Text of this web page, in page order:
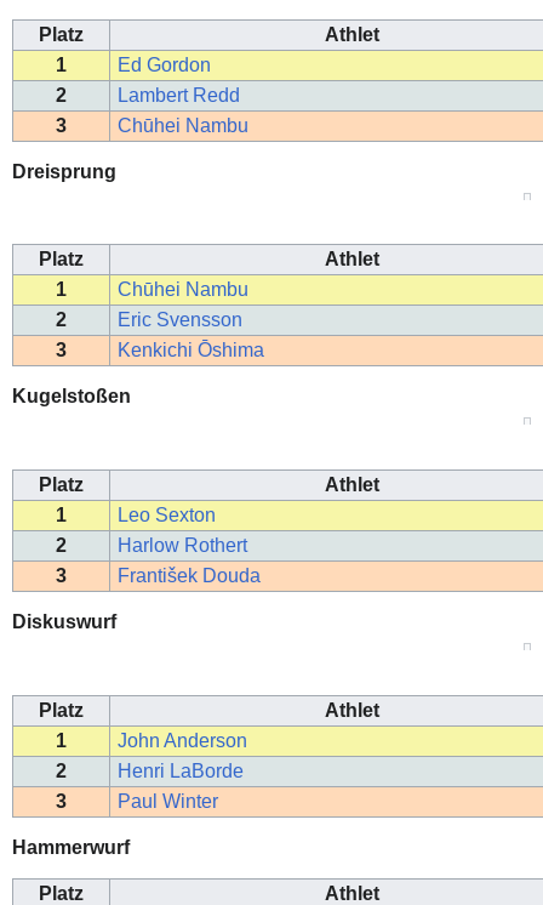
Platz
Athlet
1
Ed Gordon
2
Lambert Redd
3
Chūhei Nambu
Dreisprung
Platz
Athlet
1
Chūhei Nambu
2
Eric Svensson
3
Kenkichi Ōshima
Kugelstoßen
Platz
Athlet
1
Leo Sexton
2
Harlow Rothert
3
František Douda
Diskuswurf
Platz
Athlet
1
John Anderson
2
Henri LaBorde
3
Paul Winter
Hammerwurf
Platz
Athlet